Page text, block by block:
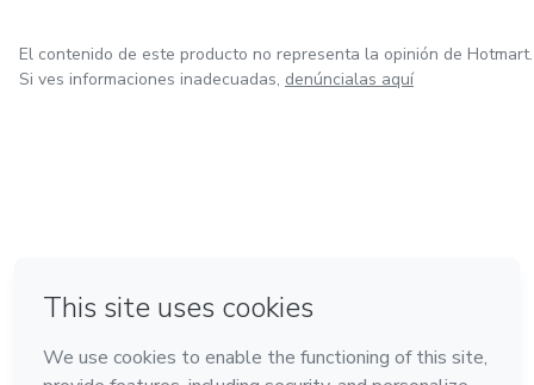
El contenido de este producto no representa la opinión de Hotmart.
Si ves informaciones inadecuadas, denúncialas aquí
Hecho con❤ en Ciudad de México